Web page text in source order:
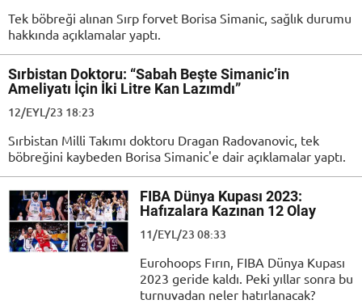
Tek böbreği alınan Sırp forvet Borisa Simanic, sağlık durumu
hakkında açıklamalar yaptı.
Sırbistan Doktoru: “Sabah Beşte Simanic’in
Ameliyatı İçin İki Litre Kan Lazımdı”
12/EYL/23 18:23
Sırbistan Milli Takımı doktoru Dragan Radovanovic, tek
böbreğini kaybeden Borisa Simanic'e dair açıklamalar yaptı.
FIBA Dünya Kupası 2023:
Hafızalara Kazınan 12 Olay
11/EYL/23 08:33
Eurohoops Fırın, FIBA Dünya Kupası
2023 geride kaldı. Peki yıllar sonra bu
turnuvadan neler hatırlanacak?